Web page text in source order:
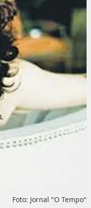
Foto: Jornal "O Tempo"